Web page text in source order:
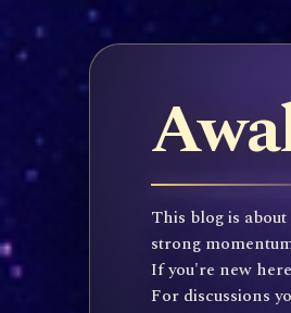
This blog is
strong
If you're new
For discussions